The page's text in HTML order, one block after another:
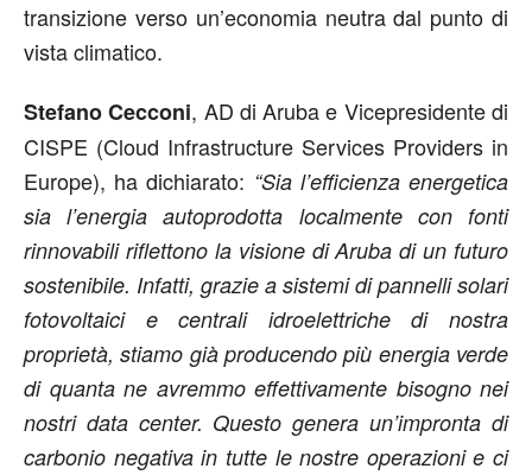
transizione verso un’economia neutra dal punto di
vista climatico.
Stefano Cecconi, AD di Aruba e Vicepresidente di
CISPE (Cloud Infrastructure Services Providers in
Europe), ha dichiarato: “Sia l’efficienza energetica
sia l’energia autoprodotta localmente con fonti
rinnovabili riflettono la visione di Aruba di un futuro
sostenibile. Infatti, grazie a sistemi di pannelli solari
fotovoltaici e centrali idroelettriche di nostra
proprietà, stiamo già producendo più energia verde
di quanta ne avremmo effettivamente bisogno nei
nostri data center. Questo genera un’impronta di
carbonio negativa in tutte le nostre operazioni e ci